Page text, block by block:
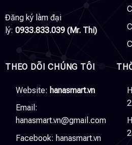
Đăng ký làm đại
lý: 0933.833.039 (Mr. Thi)
THEO DÕI CHÚNG TÔI
Website: hanasmart.vn
Email:
hanasmart.vn@gmail.com
Facebook: hanasmart.vn